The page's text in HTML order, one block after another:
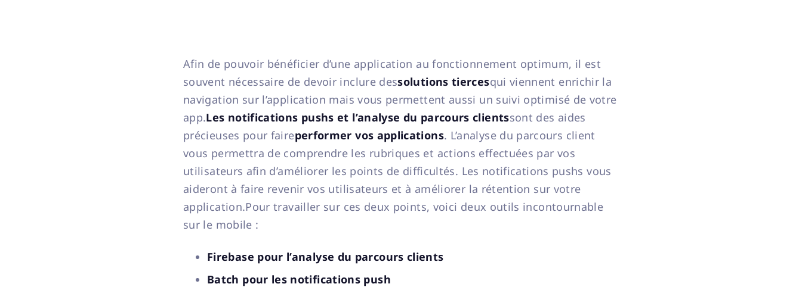
Afin de pouvoir bénéficier d’une application au fonctionnement optimum, il est
souvent nécessaire de devoir inclure dessolutions tiercesqui viennent enrichir la
navigation sur l’application mais vous permettent aussi un suivi optimisé de votre
app.Les notifications pushs et l’analyse du parcours clientssont des aides
précieuses pour faireperformer vos applications. L’analyse du parcours client
vous permettra de comprendre les rubriques et actions effectuées par vos
utilisateurs afin d’améliorer les points de difficultés. Les notifications pushs vous
aideront à faire revenir vos utilisateurs et à améliorer la rétention sur votre
application.Pour travailler sur ces deux points, voici deux outils incontournable
sur le mobile :
Firebase pour l’analyse du parcours clients
Batch pour les notifications push